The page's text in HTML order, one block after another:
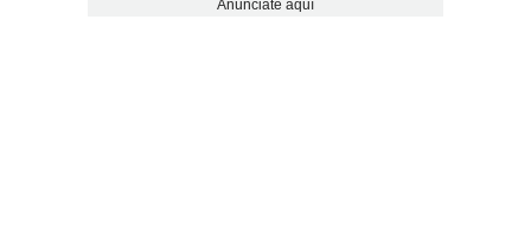
Anúnciate aquí